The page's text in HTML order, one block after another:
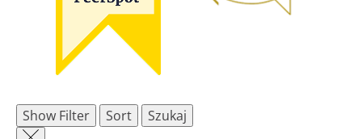
Show Filter Sort Szukaj